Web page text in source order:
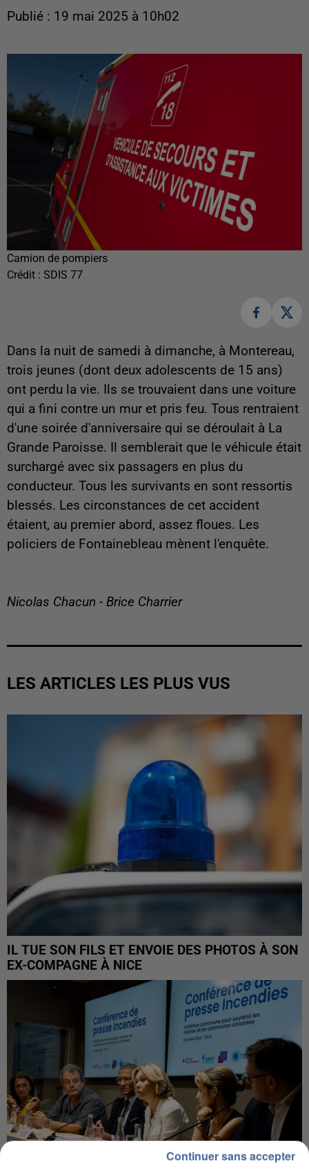
Publié : 19 mai 2025 à 10h02
Camion de pompiers
Crédit : SDIS 77
Dans la nuit de samedi à dimanche, à Montereau,
trois jeunes (dont deux adolescents de 15 ans)
ont perdu la vie. Ils se trouvaient dans une voiture
qui a fini contre un mur et pris feu. Tous rentraient
d'une soirée d'anniversaire qui se déroulait à La
Grande Paroisse. Il semblerait que le véhicule était
surchargé avec six passagers en plus du
conducteur. Tous les survivants en sont ressortis
blessés. Les circonstances de cet accident
étaient, au premier abord, assez floues. Les
policiers de Fontainebleau mènent l'enquête.
Nicolas Chacun - Brice Charrier
LES ARTICLES LES PLUS VUS
IL TUE SON FILS ET ENVOIE DES PHOTOS À SON
EX-COMPAGNE À NICE
Continuer sans accepter